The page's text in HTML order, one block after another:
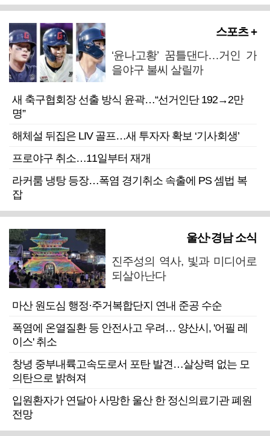
스포츠 +
‘윤나고황’ 꿈틀댄다…거인 가
을야구 불씨 살릴까
새 축구협회장 선출 방식 윤곽…“선거인단 192→2만
명”
해체설 뒤집은 LIV 골프…새 투자자 확보 ‘기사회생’
프로야구 취소…11일부터 재개
라커룸 냉탕 등장…폭염 경기취소 속출에 PS 셈법 복
잡
울산·경남 소식
진주성의 역사, 빛과 미디어로
되살아난다
마산 원도심 행정·주거복합단지 연내 준공 수순
폭염에 온열질환 등 안전사고 우려… 양산시, '어필 레
이스' 취소
창녕 중부내륙고속도로서 포탄 발견…살상력 없는 모
의탄으로 밝혀져
입원환자가 연달아 사망한 울산 한 정신의료기관 폐원
전망